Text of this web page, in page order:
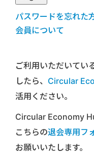
パスワードを忘れた
会員について
ご利用いただいてい
したら、 Circular
活用ください。
Circular Economy
こちらの退会専用フ
お願いいたします。